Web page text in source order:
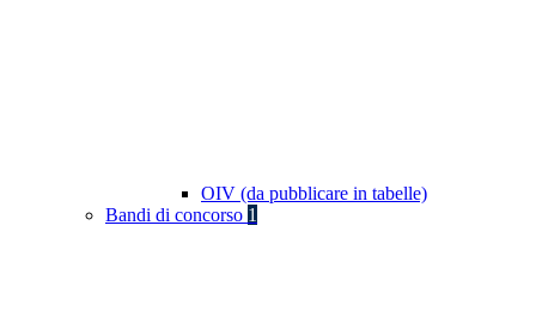
OIV (da pubblicare in tabelle)
Bandi di concorso 1